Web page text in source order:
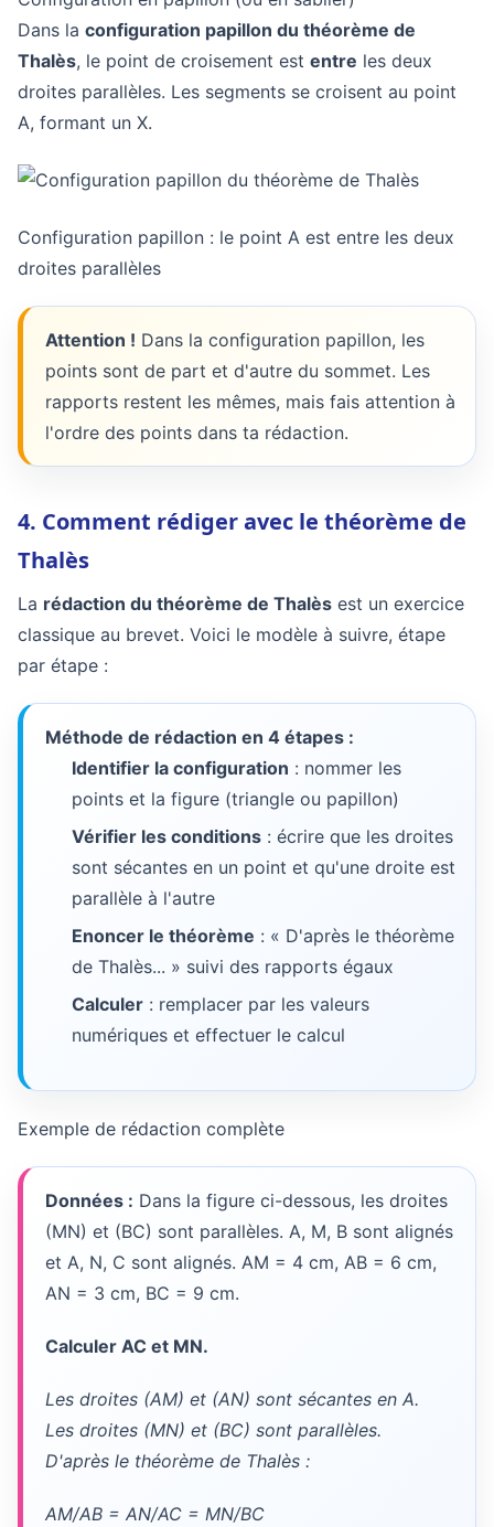
Dans la configuration papillon du théorème de
Thalès, le point de croisement est entre les deux
droites parallèles. Les segments se croisent au point
A, formant un X.
Configuration papillon : le point A est entre les deux
droites parallèles
Attention ! Dans la configuration papillon, les
points sont de part et d'autre du sommet. Les
rapports restent les mêmes, mais fais attention à
l'ordre des points dans ta rédaction.
4. Comment rédiger avec le théorème de
Thalès
La rédaction du théorème de Thalès est un exercice
classique au brevet. Voici le modèle à suivre, étape
par étape :
Méthode de rédaction en 4 étapes :
Identifier la configuration : nommer les
points et la figure (triangle ou papillon)
Vérifier les conditions : écrire que les droites
sont sécantes en un point et qu'une droite est
parallèle à l'autre
Enoncer le théorème : « D'après le théorème
de Thalès... » suivi des rapports égaux
Calculer : remplacer par les valeurs
numériques et effectuer le calcul
Exemple de rédaction complète
Données : Dans la figure ci-dessous, les droites
(MN) et (BC) sont parallèles. A, M, B sont alignés
et A, N, C sont alignés. AM = 4 cm, AB = 6 cm,
AN = 3 cm, BC = 9 cm.
Calculer AC et MN.
Les droites (AM) et (AN) sont sécantes en A.
Les droites (MN) et (BC) sont parallèles.
D'après le théorème de Thalès :
AM/AB = AN/AC = MN/BC